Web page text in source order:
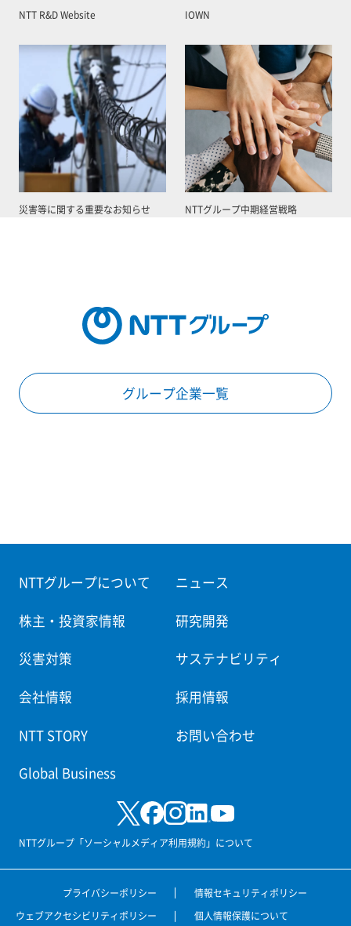
NTT R&D Website IOWN
災害等に関する重要なお知らせ NTTグループ中期経営戦略
グループ企業一覧
NTTグループについて ニュース
株主・投資家情報 研究開発
災害対策 サステナビリティ
会社情報 採用情報
NTT STORY お問い合わせ
Global Business
NTTグループ「ソーシャルメディア利用規約」について
プライバシーポリシー
情報セキュリティポリシー
ウェブアクセシビリティポリシー
個人情報保護について